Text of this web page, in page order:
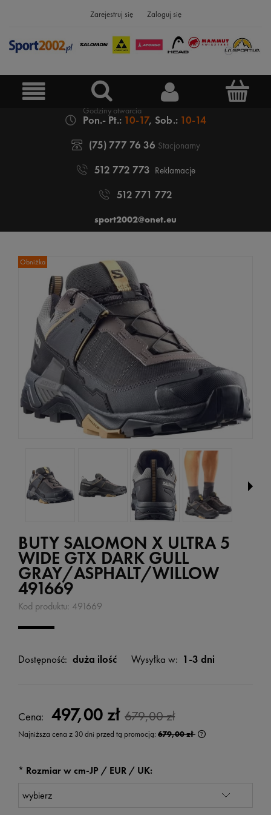
Zarejestruj się Zaloguj się
Pon.- Pt.: 10-17, Sob.: 10-14
(75) 777 76 36 Stacjonarny
512 772 773 Reklamacje
512 771 772
sport2002@onet.eu
Obniżka
BUTY SALOMON X ULTRA 5
WIDE GTX DARK GULL
GRAY/ASPHALT/WILLOW
491669
Kod produktu: 491669
Dostępność: duża ilość Wysyłka w: 1-3 dni
Cena: 497,00 zł 679,00 zł
Najniższa cena z 30 dni przed tą promocją: 679,00 zł
* Rozmiar w cm-JP / EUR / UK: